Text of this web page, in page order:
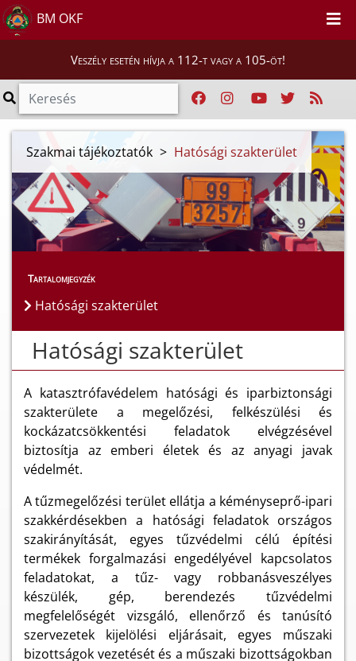
BM OKF
Veszély esetén hívja a 112-t vagy a 105-öt!
Szakmai tájékoztatók > Hatósági szakterület
Tartalomjegyzék
Hatósági szakterület
Hatósági szakterület
A katasztrófavédelem hatósági és iparbiztonsági
szakterülete a megelőzési, felkészülési és
kockázatcsökkentési feladatok elvégzésével
biztosítja az emberi életek és az anyagi javak
védelmét.
A tűzmegelőzési terület ellátja a kéményseprő-ipari
szakkérdésekben a hatósági feladatok országos
szakirányítását, egyes tűzvédelmi célú építési
termékek forgalmazási engedélyével kapcsolatos
feladatokat, a tűz- vagy robbanásveszélyes
készülék, gép, berendezés tűzvédelmi
megfelelőségét vizsgáló, ellenőrző és tanúsító
szervezetek kijelölési eljárásait, egyes műszaki
bizottságok vezetését és a műszaki bizottságokban